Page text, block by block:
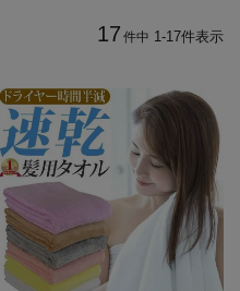
17 件中 1-17件表示